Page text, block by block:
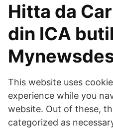
Hitta da
din ICA
This website uses
experience while you
website. Out of these,
categorized as